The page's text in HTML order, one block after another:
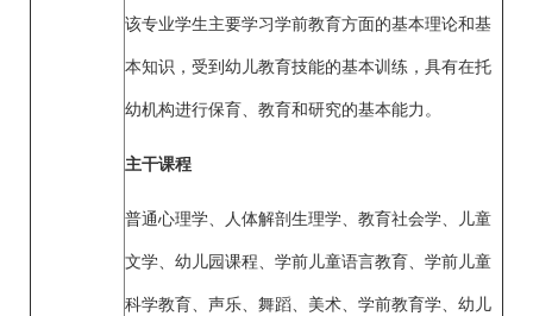
该专业学生主要学习学前教育方面的基本理论和基
本知识，受到幼儿教育技能的基本训练，具有在托
幼机构进行保育、教育和研究的基本能力。
主干课程
普通心理学、人体解剖生理学、教育社会学、儿童
文学、幼儿园课程、学前儿童语言教育、学前儿童
科学教育、声乐、舞蹈、美术、学前教育学、幼儿